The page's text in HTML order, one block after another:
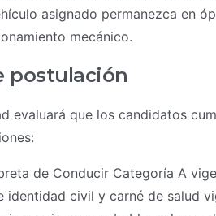
asignado permanezca en
mecánico.
postulación
evaluará que los candidatos
de Conducir Categoría A
identidad civil y carné de salud